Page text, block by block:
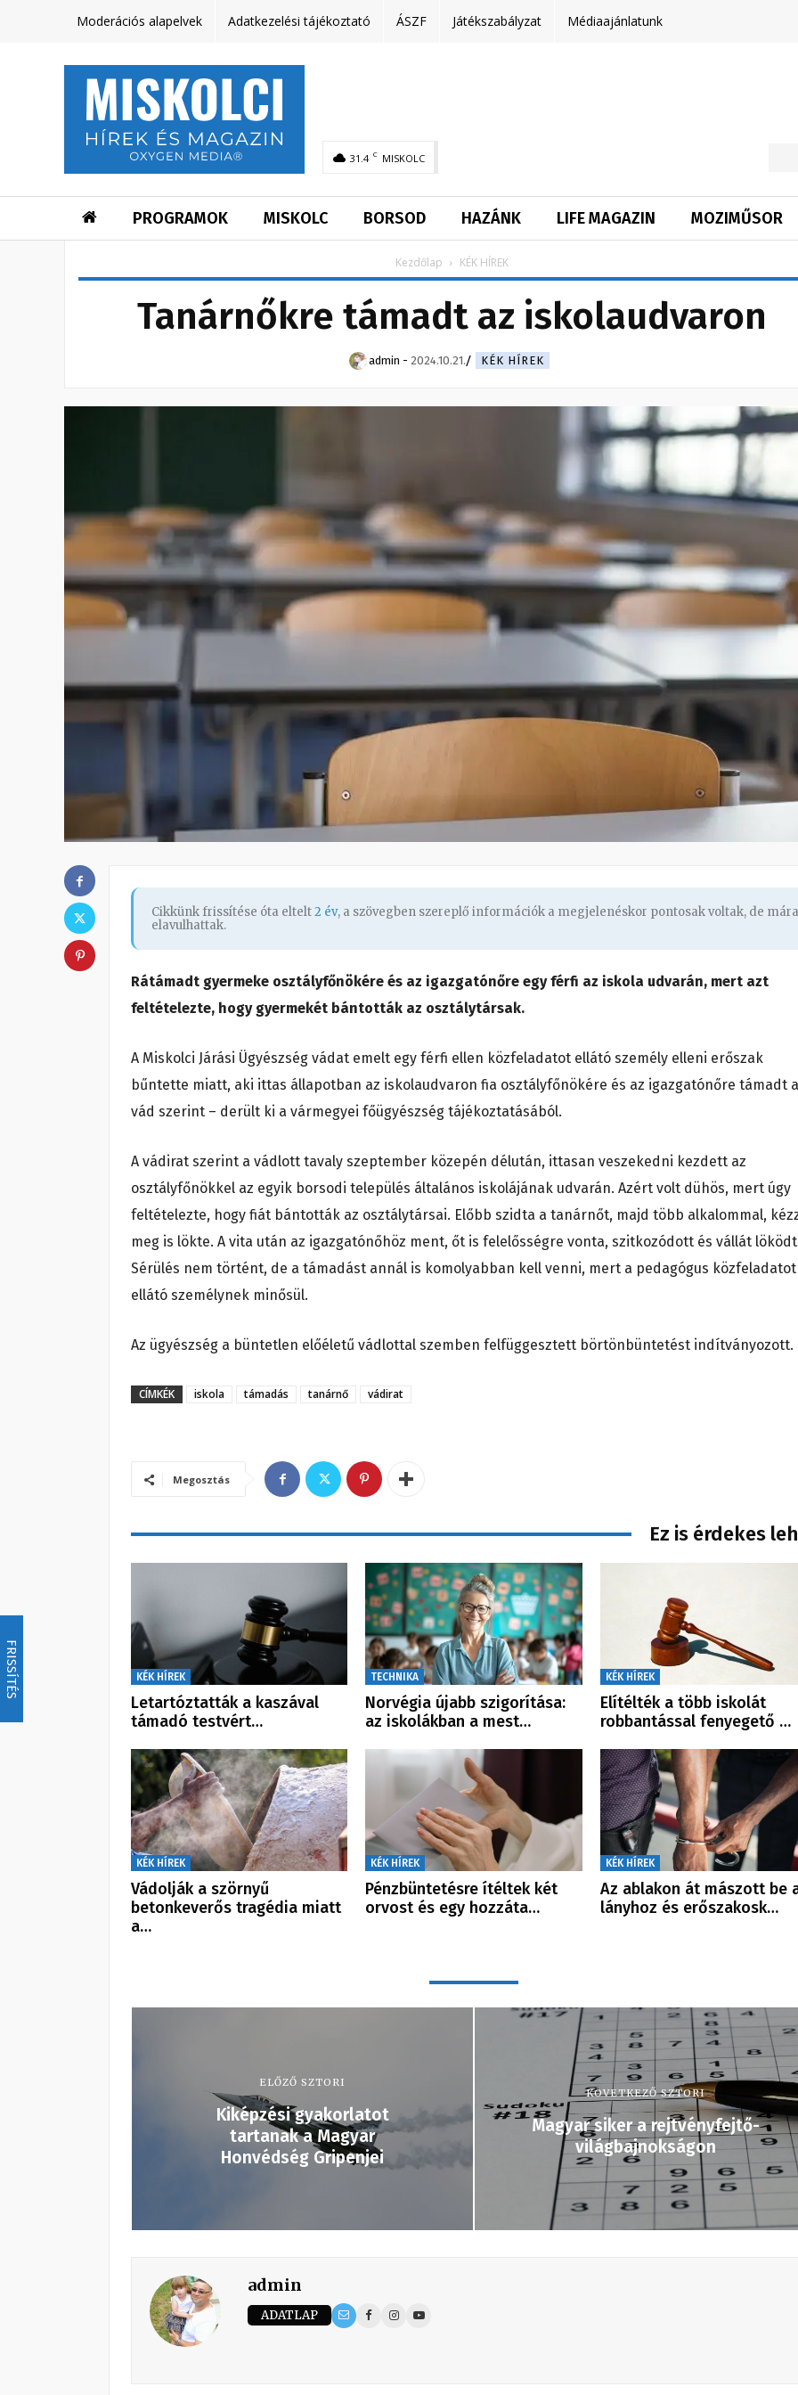
FRISSÍTÉS
Moderációs alapelvek Adatkezelési tájékoztató ÁSZF Játékszabályzat Médiaajánlatunk
31.4 C MISKOLC
PROGRAMOK MISKOLC BORSOD HAZÁNK LIFE MAGAZIN MOZIMŰSOR
Kezdőlap KÉK HÍREK
Tanárnőkre támadt az iskolaudvaron
admin - 2024.10.21. KÉK HÍREK
Cikkünk frissítése óta eltelt2 év, a szövegben szereplő információk a megjelenéskor pontosak voltak, de mára
elavulhattak.
Rátámadt gyermeke osztályfőnökére és az igazgatónőre egy férfi az iskola udvarán, mert azt
feltételezte, hogy gyermekét bántották az osztálytársak.
A Miskolci Járási Ügyészség vádat emelt egy férfi ellen közfeladatot ellátó személy elleni erőszak
bűntette miatt, aki ittas állapotban az iskolaudvaron fia osztályfőnökére és az igazgatónőre támadt a
vád szerint – derült ki a vármegyei főügyészség tájékoztatásából.
A vádirat szerint a vádlott tavaly szeptember közepén délután, ittasan veszekedni kezdett az
osztályfőnökkel az egyik borsodi település általános iskolájának udvarán. Azért volt dühös, mert úgy
feltételezte, hogy fiát bántották az osztálytársai. Előbb szidta a tanárnőt, majd több alkalommal,
meg is lökte. A vita után az igazgatónőhöz ment, őt is felelősségre vonta, szitkozódott és vállát
Sérülés nem történt, de a támadást annál is komolyabban kell venni, mert a pedagógus közfeladatot
ellátó személynek minősül.
Az ügyészség a büntetlen előéletű vádlottal szemben felfüggesztett börtönbüntetést indítványozott.
CÍMKÉK iskola támadás tanárnő vádirat
Megosztás
Ez is érdekes
KÉK HÍREK
Letartóztatták a kaszával
támadó testvért…
TECHNIKA
Norvégia újabb szigorítása:
az iskolákban a mest…
KÉK HÍREK
Elítélték a több iskolát
robbantással fenyegető …
KÉK HÍREK
Vádolják a szörnyű
betonkeverős tragédia miatt
a…
KÉK HÍREK
Pénzbüntetésre ítéltek két
orvost és egy hozzáta…
KÉK HÍREK
Az ablakon át mászott be
lányhoz és erőszakosk…
ELŐZŐ SZTORI
Kiképzési gyakorlatot
tartanak a Magyar
Honvédség Gripenjei
KÖVETKEZŐ SZTORI
Magyar siker a rejtvényfejtő-
világbajnokságon
admin
ADATLAP